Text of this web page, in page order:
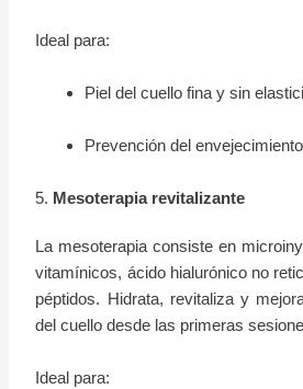
Ideal para:
Piel del cuello fina y sin
Prevención del
5. Mesoterapia revitalizante
La mesoterapia consiste en
vitamínicos, ácido hialurónico no
péptidos. Hidrata, revitaliza y
del cuello desde las primeras
Ideal para: